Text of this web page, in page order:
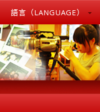
語言（LANGUAGE）